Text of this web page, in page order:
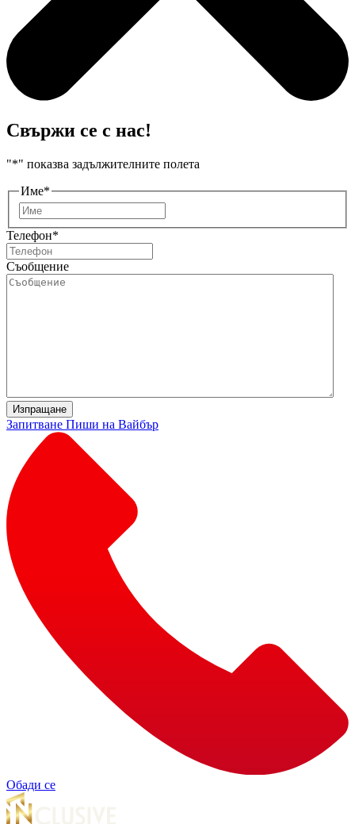
Свържи се с нас!
"*" показва задължителните полета
Име*
Телефон*
Съобщение
Изпращане
Запитване Пиши на Вайбър
Обади се